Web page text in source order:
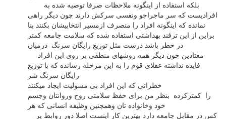
افرادیست که سر ماجراجو ونفسی سرکش دارند چون دیگر راهی
نمانده که اینگونه افراد را منصرف ازمسیر انتخابیشان بکنند بنا
براین از این ترفند بهداشتی استفاده شده که سلامت جامعه کمتر
در خطر باشد درست مثل توزیع رایگان سرنگ درمیان
فایده نداشته عقلای قوم را به این مرحله رسانده که با توزیع
رایگان سرنگ شر
خطراتی که این افراد بی مسولیت ایجاد میکنند
را کمترکرده بنظر من برای حفظ سلامتی روح وروانتان وجسم
خود وخانواده تان وهمچنین وظیفه انسانی که هر